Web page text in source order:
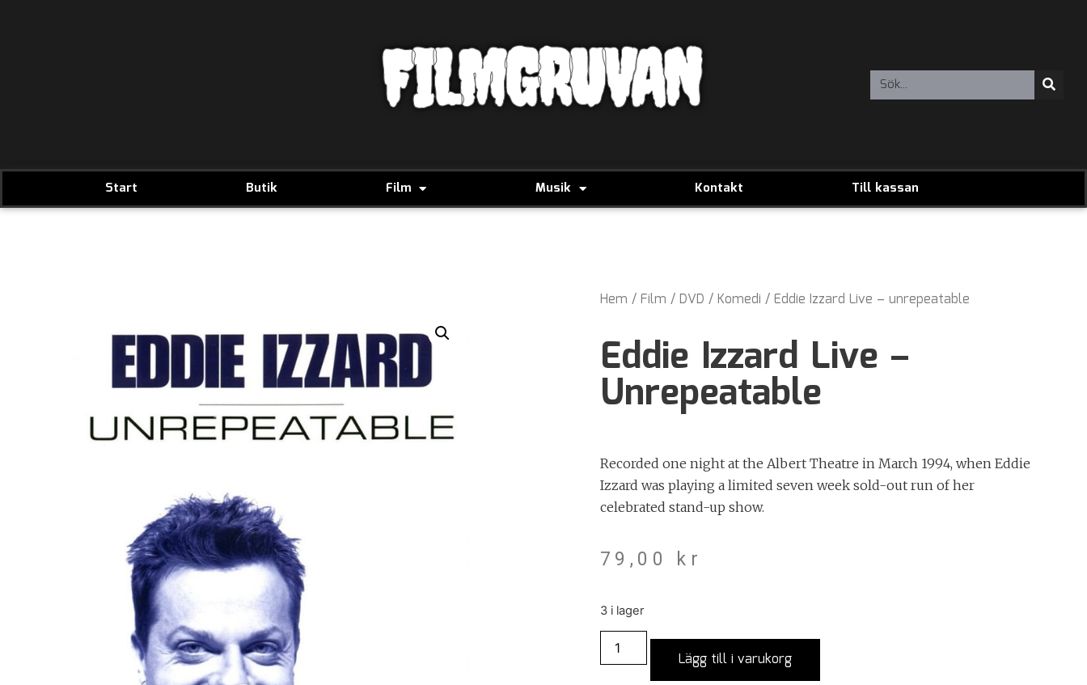
FILMGRUVAN
Start Butik Film Musik Kontakt Till kassan
Hem / Film / DVD / Komedi / Eddie Izzard Live – unrepeatable
Eddie Izzard Live –
Unrepeatable
Recorded one night at the Albert Theatre in March 1994, when Eddie
Izzard was playing a limited seven week sold-out run of her
celebrated stand-up show.
79,00 kr
3 i lager
Lägg till i varukorg